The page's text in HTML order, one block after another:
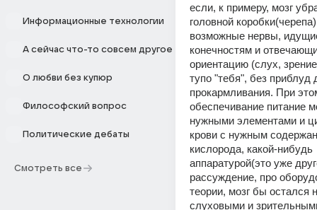
Информационные технологии
А сейчас что-то совсем другое
О любви без купюр
Философский вопрос
Политические дебаты
Смотреть все
если, к примеру, мозг
головной
возможные нервы,
конечностям и
ориентацию (слух,
тупо "тебя", без приблуд
прокармливания. При
обеспечивание питание
нужными элементами и
крови с нужным
кислорода, какой-нибудь
аппаратурой(это уже
рассуждение, про
теории, мозг бы остался
слуховыми и